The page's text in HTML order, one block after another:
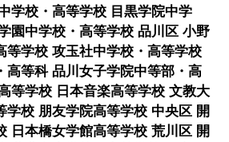
学校・高等学校 目黒学院中学
園中学校・高等学校 品川区 小野
等学校 攻玉社中学校・高等学校
高等科 品川女子学院中等部・高
等学校 日本音楽高等学校 文教大
学校 朋友学院高等学校 中央区 開
日本橋女学館高等学校 荒川区 開